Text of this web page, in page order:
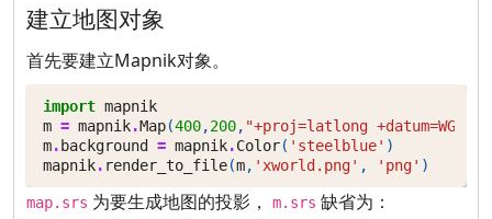
建立地图对象
首先要建立Mapnik对象。
import mapnik
m = mapnik.Map(400,200, "+proj=latlong +datum=WGS84"
m. background = mapnik.Color( 'steelblue' )
mapnik. render_to_file(m, 'xworld.png' , 'png' )
map.srs 为要生成地图的投影， m.srs 缺省为：